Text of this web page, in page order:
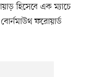
হিসেবে এক ম্যাচে
ফরোয়ার্ড